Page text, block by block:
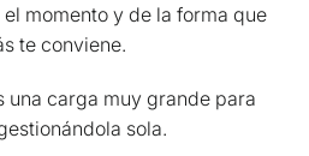
momento y de la forma que
te conviene.
una carga muy grande para
sola.